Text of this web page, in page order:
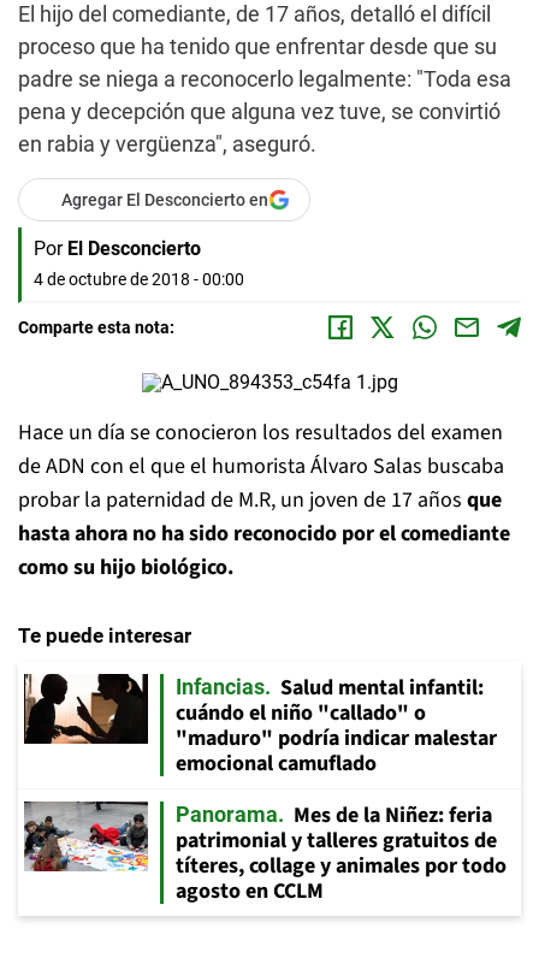
El hijo del comediante, de 17 años, detalló el difícil
proceso que ha tenido que enfrentar desde que su
padre se niega a reconocerlo legalmente: "Toda esa
pena y decepción que alguna vez tuve, se convirtió
en rabia y vergüenza", aseguró.
Agregar El Desconcierto en
Por El Desconcierto
4 de octubre de 2018 - 00:00
Comparte esta nota:
Hace un día se conocieron los resultados del examen
de ADN con el que el humorista Álvaro Salas buscaba
probar la paternidad de M.R, un joven de 17 años que
hasta ahora no ha sido reconocido por el comediante
como su hijo biológico.
Te puede interesar
Infancias
Salud mental infantil:
cuándo el niño "callado" o
"maduro" podría indicar malestar
emocional camuflado
Panorama
Mes de la Niñez: feria
patrimonial y talleres gratuitos de
títeres, collage y animales por todo
agosto en CCLM